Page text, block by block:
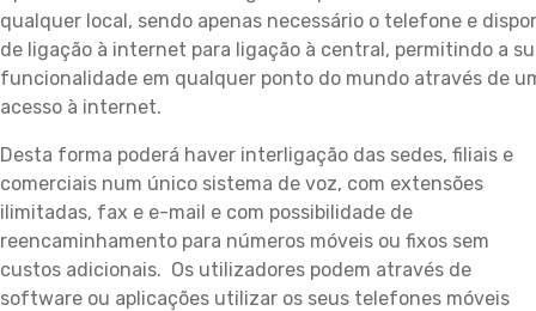
qualquer local, sendo apenas necessário o telefone e dispor
de ligação à internet para ligação à central, permitindo a
funcionalidade em qualquer ponto do mundo através de
acesso à internet.
Desta forma poderá haver interligação das sedes, filiais e
comerciais num único sistema de voz, com extensões
ilimitadas, fax e e-mail e com possibilidade de
reencaminhamento para números móveis ou fixos sem
custos adicionais. Os utilizadores podem através de
software ou aplicações utilizar os seus telefones móveis